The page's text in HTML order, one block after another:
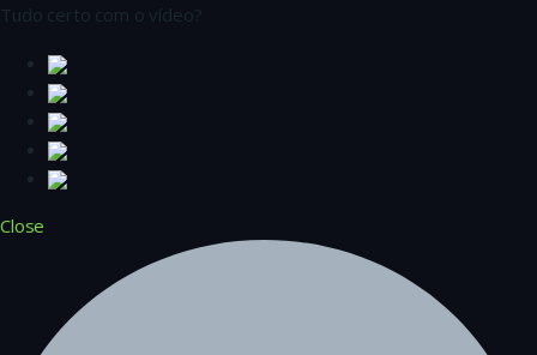
Tudo certo com o vídeo?
Close